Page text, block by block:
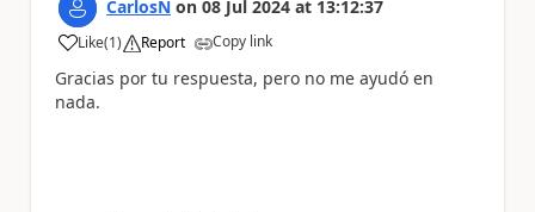
CarlosN on 08 Jul 2024 at 13:12:37
Like
a (1) Report Copy link
Gracias por tu respuesta, pero no me ayudó en
nada.